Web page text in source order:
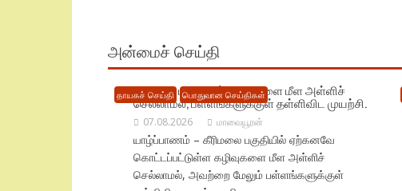
அன்மைச் செய்தி
தாயகச் செய்தி பொதுவான செய்திகள்
கீரிமலை பகுதியில் கழிவுகளை மீள அள்ளிச்
செல்லாமல், பள்ளங்களுக்குள் தள்ளிவிட முயற்சி.
07.08.2026 மாவையூரன்
யாழ்ப்பாணம் – கீரிமலை பகுதியில் ஏற்கனவே
கொட்டப்பட்டுள்ள கழிவுகளை மீள அள்ளிச்
செல்லாமல், அவற்றை மேலும் பள்ளங்களுக்குள்